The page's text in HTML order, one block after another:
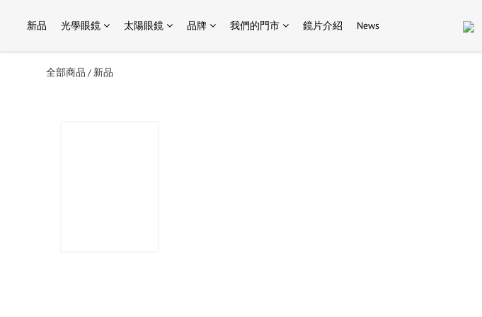
新品 光學眼鏡 太陽眼鏡 品牌 我們的門市 鏡片介紹 News
全部商品 / 新品